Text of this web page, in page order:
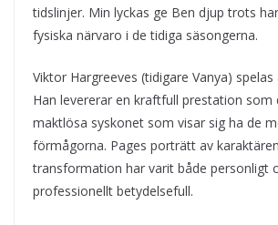
tidslinjer. Min lyckas ge Ben djup trots
fysiska närvaro i de tidiga säsongerna.
Viktor Hargreeves (tidigare Vanya) spelas
Han levererar en kraftfull prestation som
maktlösa syskonet som visar sig ha de
förmågorna. Pages porträtt av
transformation har varit både personligt
professionellt betydelsefull.